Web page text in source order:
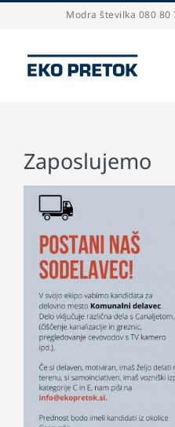
content
Modra številka 080 80
Zaposlujemo